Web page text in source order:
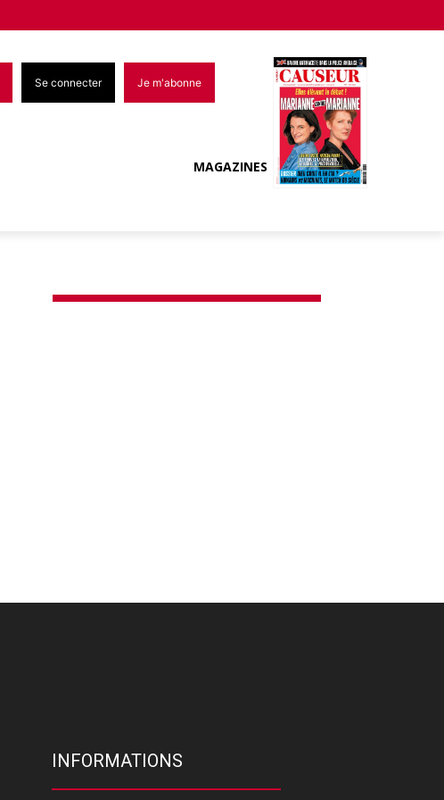
Se connecter Je m'abonne
MAGAZINES
INFORMATIONS